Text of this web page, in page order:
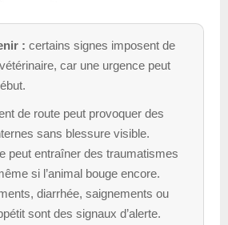
: certains signes imposent de
car une urgence peut
de route peut provoquer des
sans blessure visible.
peut entraîner des traumatismes
si l’animal bouge encore.
diarrhée, saignements ou
sont des signaux d’alerte.